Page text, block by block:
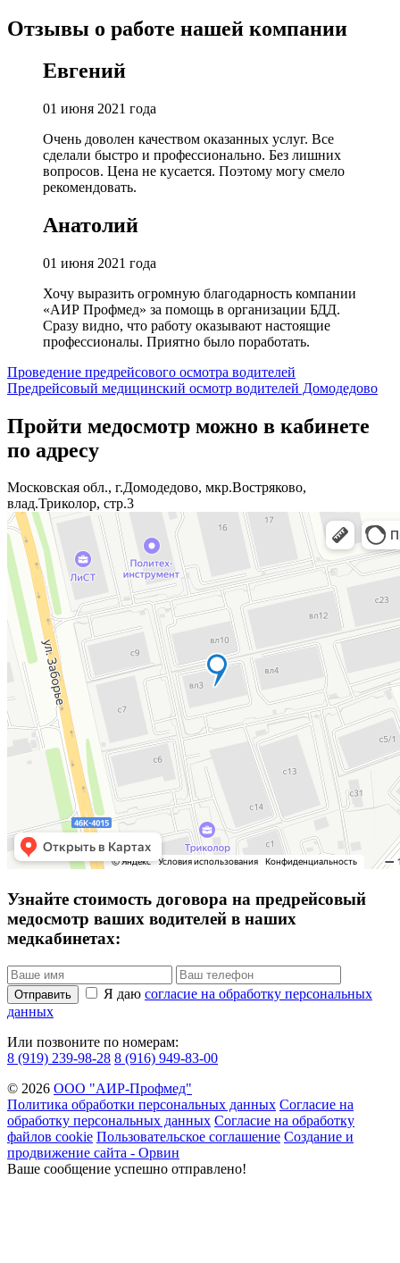
Отзывы о работе нашей компании
Евгений
01 июня 2021 года
Очень доволен качеством оказанных услуг. Все
сделали быстро и профессионально. Без лишних
вопросов. Цена не кусается. Поэтому могу смело
рекомендовать.
Анатолий
01 июня 2021 года
Хочу выразить огромную благодарность компании
«АИР Профмед» за помощь в организации БДД.
Сразу видно, что работу оказывают настоящие
профессионалы. Приятно было поработать.
Навигация
по
записям
Проведение предрейсового осмотра водителей
Предрейсовый медицинский осмотр водителей Домодедово
Пройти медосмотр можно в кабинете
по адресу
Московская обл., г.Домодедово, мкр.Востряково,
влад.Триколор, стр.3
Узнайте стоимость договора на предрейсовый
медосмотр ваших водителей в наших
медкабинетах:
Отправить Я даю согласие на обработку персональных
данных
Или позвоните по номерам:
8 (919) 239-98-28 8 (916) 949-83-00
© 2026 ООО "АИР-Профмед"
Политика обработки персональных данных Согласие на
обработку персональных данных Согласие на обработку
файлов cookie Пользовательское соглашение Создание и
продвижение сайта - Орвин
Ваше сообщение успешно отправлено!